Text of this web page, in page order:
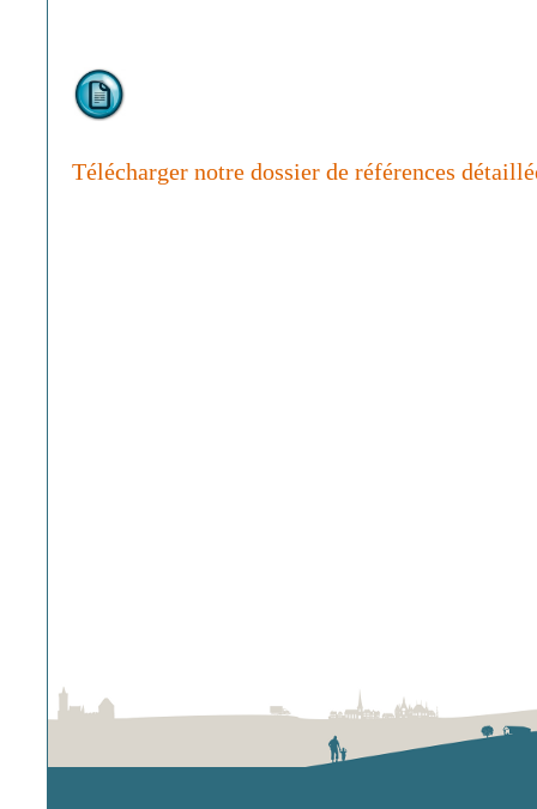
Télécharger notre dossier de références